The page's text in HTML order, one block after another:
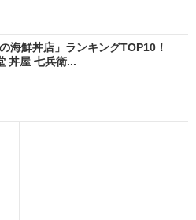
の海鮮丼店」ランキングTOP10！
丼屋 七兵衛...